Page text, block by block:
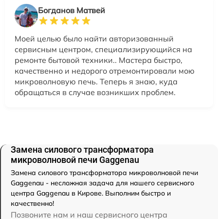
Богданов Матвей
Моей целью было найти авторизованный
сервисным центром, специализирующийся на
ремонте бытовой техники.. Мастера быстро,
качественно и недорого отремонтировали мою
микроволновую печь. Теперь я знаю, куда
обращаться в случае возникших проблем.
Замена силового трансформатора
микроволновой печи Gaggenau
Замена силового трансформатора микроволновой печи
Gaggenau - несложная задача для нашего сервисного
центра Gaggenau в Кирове. Выполним быстро и
качественно!
Позвоните нам и наш сервисного центра